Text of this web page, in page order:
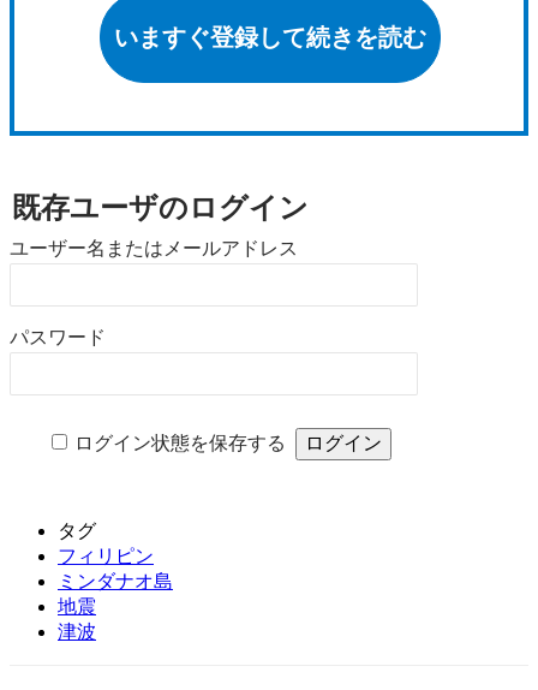
いますぐ登録して続きを読む
既存ユーザのログイン
ユーザー名またはメールアドレス
パスワード
ログイン状態を保存する
タグ
フィリピン
ミンダナオ島
地震
津波